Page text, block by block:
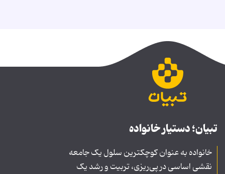
تبیان؛ دستیار خانواده
خانواده به عنوان کوچکترین سلول یک جامعه
نقشی اساسی در پی‌ریزی، تربیت و رشد یک